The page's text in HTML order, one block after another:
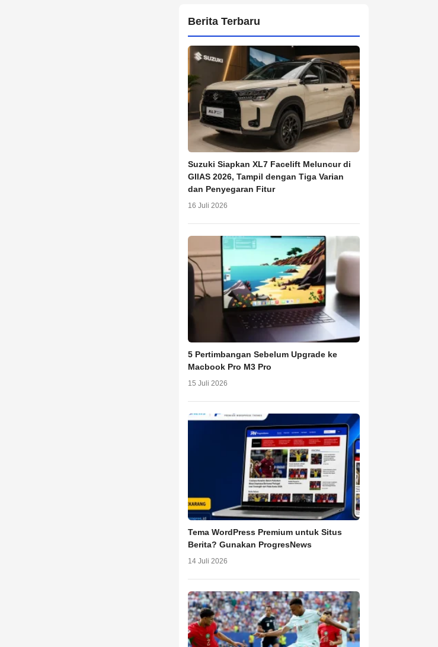
Berita Terbaru
Suzuki Siapkan XL7 Facelift Meluncur di
GIIAS 2026, Tampil dengan Tiga Varian
dan Penyegaran Fitur
16 Juli 2026
5 Pertimbangan Sebelum Upgrade ke
Macbook Pro M3 Pro
15 Juli 2026
Tema WordPress Premium untuk Situs
Berita? Gunakan ProgresNews
14 Juli 2026